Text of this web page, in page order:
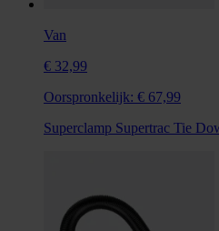
Van
€ 32,99
Oorspronkelijk: € 67,99
Superclamp Supertrac Tie